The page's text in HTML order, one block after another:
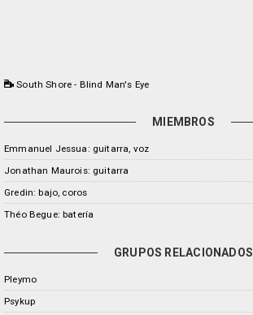
South Shore - Blind Man's Eye
MIEMBROS
Emmanuel Jessua: guitarra, voz
Jonathan Maurois: guitarra
Gredin: bajo, coros
Théo Begue: batería
GRUPOS RELACIONADOS
Pleymo
Psykup